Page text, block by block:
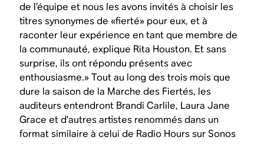
de l’équipe et nous les avons invités à choisir les
titres synonymes de «fierté» pour eux, et à
raconter leur expérience en tant que membre de
la communauté, explique Rita Houston. Et sans
surprise, ils ont répondu présents avec
enthousiasme.» Tout au long des trois mois que
dure la saison de la Marche des Fiertés, les
auditeurs entendront Brandi Carlile, Laura Jane
Grace et d’autres artistes renommés dans un
format similaire à celui de Radio Hours sur Sonos